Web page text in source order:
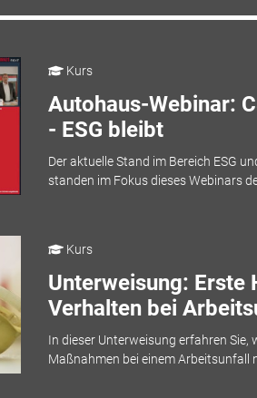
Kurs
Autohaus-Webinar:
- ESG bleibt
Der aktuelle Stand im Bereich ESG
standen im Fokus dieses Webinars
Kurs
Unterweisung: Erste
Verhalten bei
In dieser Unterweisung erfahren Sie,
Maßnahmen bei einem Arbeitsunfall